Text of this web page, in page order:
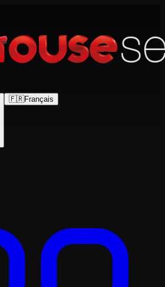
🇫🇷Français